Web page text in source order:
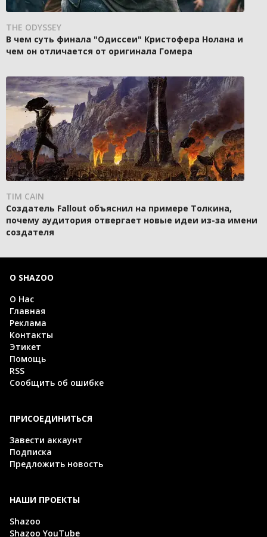
THE ODYSSEY
В чем суть финала "Одиссеи" Кристофера Нолана и
чем он отличается от оригинала Гомера
TIM CAIN
Создатель Fallout объяснил на примере Толкина,
почему аудитория отвергает новые идеи из-за имени
создателя
О SHAZOO
О Нас
Главная
Реклама
Контакты
Этикет
Помощь
RSS
Сообщить об ошибке
ПРИСОЕДИНИТЬСЯ
Завести аккаунт
Подписка
Предложить новость
НАШИ ПРОЕКТЫ
Shazoo
Shazoo YouTube